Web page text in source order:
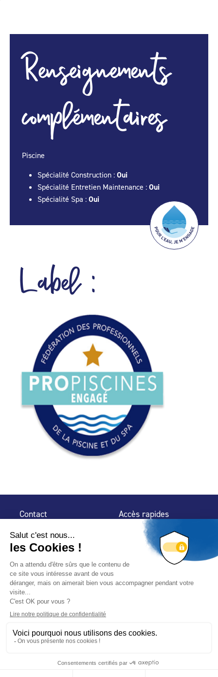
Renseignements
complémentaires
Piscine
Spécialité Construction : Oui
Spécialité Entretien Maintenance : Oui
Spécialité Spa : Oui
Label :
Contact
32 rue de Mogador
75 009 Paris
Accès rapides
Espace Presse
Trouver un
professionnel
Nous suivre